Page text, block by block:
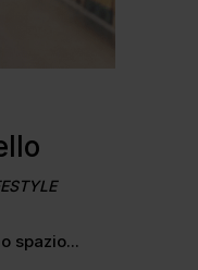
spazio...